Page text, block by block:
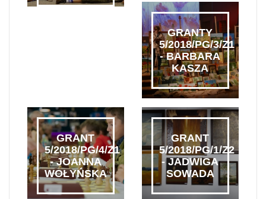
GRANTY
5/2018/PG/3/Z1
- BARBARA
KASZA
GRANT
5/2018/PG/4/Z1
- JOANNA
WOŁYŃSKA
GRANT
5/2018/PG/1/Z2
- JADWIGA
SOWADA